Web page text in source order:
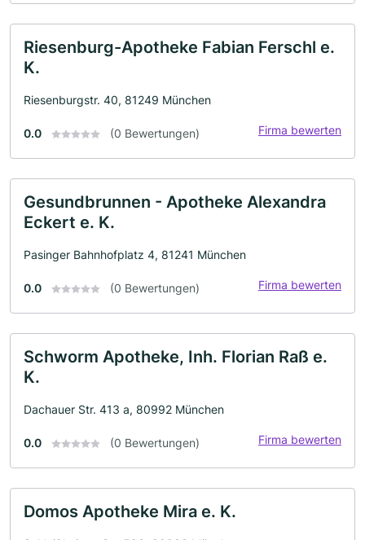
Riesenburg-Apotheke Fabian Ferschl e.
K.
Riesenburgstr. 40, 81249 München
0.0 (0 Bewertungen) Firma bewerten
Gesundbrunnen - Apotheke Alexandra
Eckert e. K.
Pasinger Bahnhofplatz 4, 81241 München
0.0 (0 Bewertungen) Firma bewerten
Schworm Apotheke, Inh. Florian Raß e.
K.
Dachauer Str. 413 a, 80992 München
0.0 (0 Bewertungen) Firma bewerten
Domos Apotheke Mira e. K.